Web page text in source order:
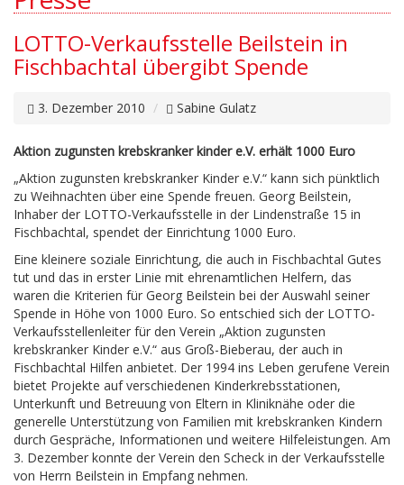
LOTTO-Verkaufsstelle Beilstein in
Fischbachtal übergibt Spende
3. Dezember 2010 Sabine Gulatz
Aktion zugunsten krebskranker kinder e.V. erhält 1000 Euro
„Aktion zugunsten krebskranker Kinder e.V.“ kann sich pünktlich
zu Weihnachten über eine Spende freuen. Georg Beilstein,
Inhaber der LOTTO-Verkaufsstelle in der Lindenstraße 15 in
Fischbachtal, spendet der Einrichtung 1000 Euro.
Eine kleinere soziale Einrichtung, die auch in Fischbachtal Gutes
tut und das in erster Linie mit ehrenamtlichen Helfern, das
waren die Kriterien für Georg Beilstein bei der Auswahl seiner
Spende in Höhe von 1000 Euro. So entschied sich der LOTTO-
Verkaufsstellenleiter für den Verein „Aktion zugunsten
krebskranker Kinder e.V.“ aus Groß-Bieberau, der auch in
Fischbachtal Hilfen anbietet. Der 1994 ins Leben gerufene Verein
bietet Projekte auf verschiedenen Kinderkrebsstationen,
Unterkunft und Betreuung von Eltern in Kliniknähe oder die
generelle Unterstützung von Familien mit krebskranken Kindern
durch Gespräche, Informationen und weitere Hilfeleistungen. Am
3. Dezember konnte der Verein den Scheck in der Verkaufsstelle
von Herrn Beilstein in Empfang nehmen.